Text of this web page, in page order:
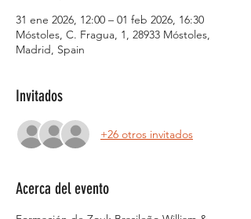
31 ene 2026, 12:00 – 01 feb 2026, 16:30
Móstoles, C. Fragua, 1, 28933 Móstoles,
Madrid, Spain
Invitados
+26 otros invitados
Acerca del evento